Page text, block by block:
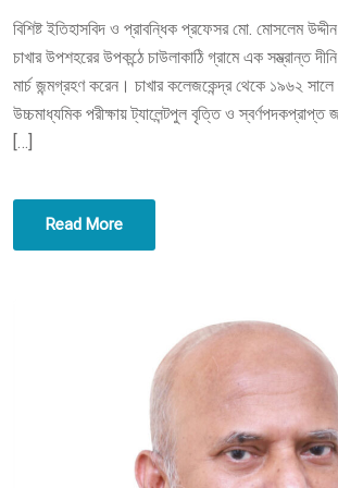
E
D
O
N
বিশিষ্ট ইতিহাসবিদ ও প্রাবন্ধিক প্রফেসর মো. মোসলেম
চাখার উপশহরের উপকন্ঠে চাউলাকাঠি গ্রামে এক সম্ভ্রান্ত
মার্চ জন্মগ্রহণ করেন। চাখার কলেজকেন্দ্র থেকে ১৯৬২
উচ্চমাধ্যমিক পরীক্ষায় ট্যালেন্টপুল বৃত্তি ও স্বর্ণপদকপ্রাপ্ত
[…]
Read More